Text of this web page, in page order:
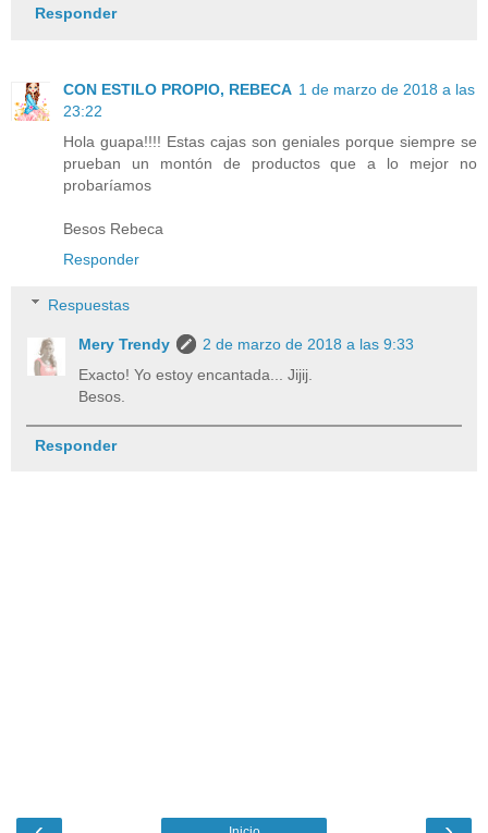
Responder
CON ESTILO PROPIO, REBECA 1 de marzo de 2018 a las
23:22
Hola guapa!!!! Estas cajas son geniales porque siempre se
prueban un montón de productos que a lo mejor no
probaríamos
Besos Rebeca
Responder
Respuestas
Mery Trendy
2 de marzo de 2018 a las 9:33
Exacto! Yo estoy encantada... Jijij.
Besos.
Responder